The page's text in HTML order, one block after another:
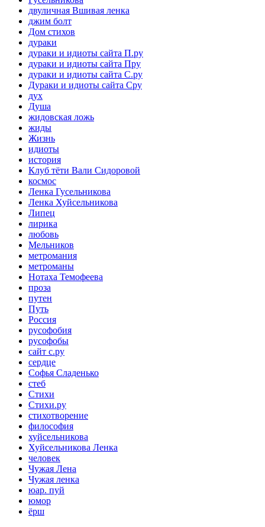
двуличная Вшивая ленка
джим болт
Дом стихов
дураки
дураки и идиоты сайта П.ру
дураки и идиоты сайта Пру
дураки и идиоты сайта С.ру
Дураки и идиоты сайта Сру
дух
Душа
жидовская ложь
жиды
Жизнь
идиоты
история
Клуб тёти Вали Сидоровой
космос
Ленка Гусельникова
Ленка Хуйсельникова
Липец
лирика
любовь
Мельников
метромания
метроманы
Нотаха Темофеева
проза
путен
Путь
Россия
русофобия
русофобы
сайт с.ру
сердце
Софья Сладенько
стеб
Стихи
Стихи.ру
стихотворение
философия
хуйсельникова
Хуйсельникова Ленка
человек
Чужая Лена
Чужая ленка
юар. пуй
юмор
ёрш